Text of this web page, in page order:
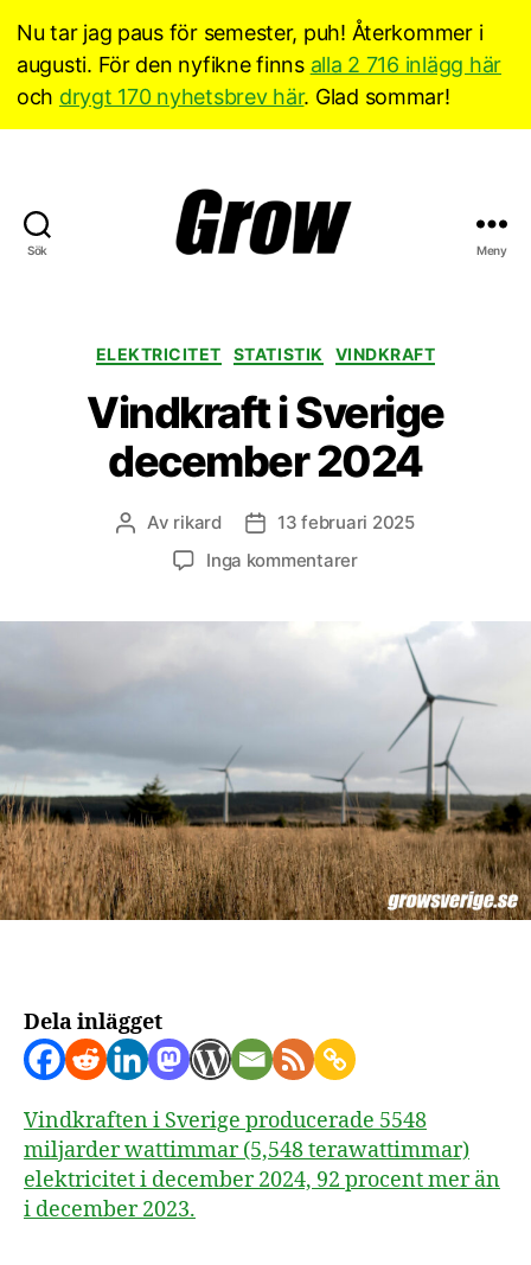
Nu tar jag paus för semester, puh! Återkommer i
augusti. För den nyfikne finns alla 2 716 inlägg här
och drygt 170 nyhetsbrev här. Glad sommar!
Sök Meny
Kategorier
ELEKTRICITET STATISTIK VINDKRAFT
Vindkraft i Sverige
december 2024
Inläggsförfattare
Av rikard Inläggsdatum
13 februari 2025
Inga kommentarertill
Sverige
december
Dela inlägget
Vindkraften i Sverige producerade 5548
miljarder wattimmar (5,548 terawattimmar)
elektricitet i december 2024, 92 procent mer än
i december 2023.